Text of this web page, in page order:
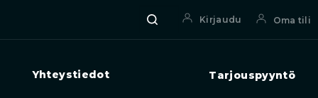
Etsi:
Haku
Kirjaudu Oma tili
Yhteystiedot Tarjouspyyntö